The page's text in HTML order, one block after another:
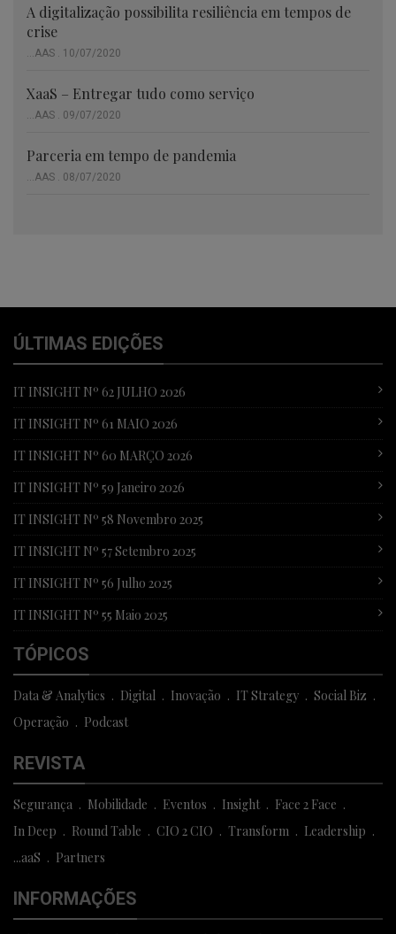
A digitalização possibilita resiliência em tempos de
crise
...AAS . 10/07/2020
XaaS – Entregar tudo como serviço
...AAS . 09/07/2020
Parceria em tempo de pandemia
...AAS . 08/07/2020
ÚLTIMAS EDIÇÕES
IT INSIGHT Nº 62 JULHO 2026
IT INSIGHT Nº 61 MAIO 2026
IT INSIGHT Nº 60 MARÇO 2026
IT INSIGHT Nº 59 Janeiro 2026
IT INSIGHT Nº 58 Novembro 2025
IT INSIGHT Nº 57 Setembro 2025
IT INSIGHT Nº 56 Julho 2025
IT INSIGHT Nº 55 Maio 2025
TÓPICOS
Data & Analytics Digital Inovação IT Strategy
Social Biz
Operação
Podcast
REVISTA
Segurança Mobilidade Eventos Insight
Face 2 Face
In Deep
Round Table CIO 2 CIO Transform
Leadership
...aaS
Partners
INFORMAÇÕES